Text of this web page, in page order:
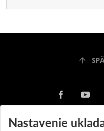
Nastavenie